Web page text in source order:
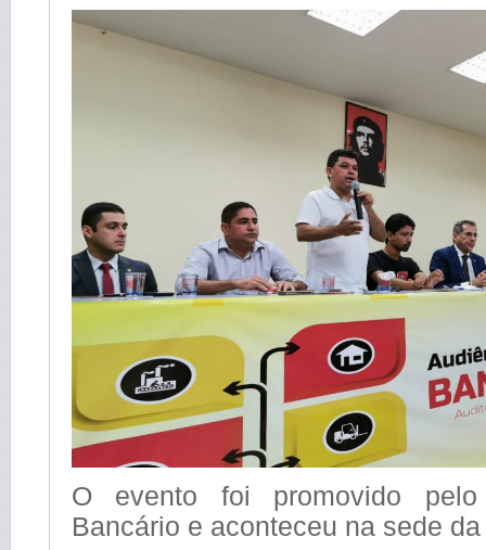
O evento foi promovido
Bancário e aconteceu na sede